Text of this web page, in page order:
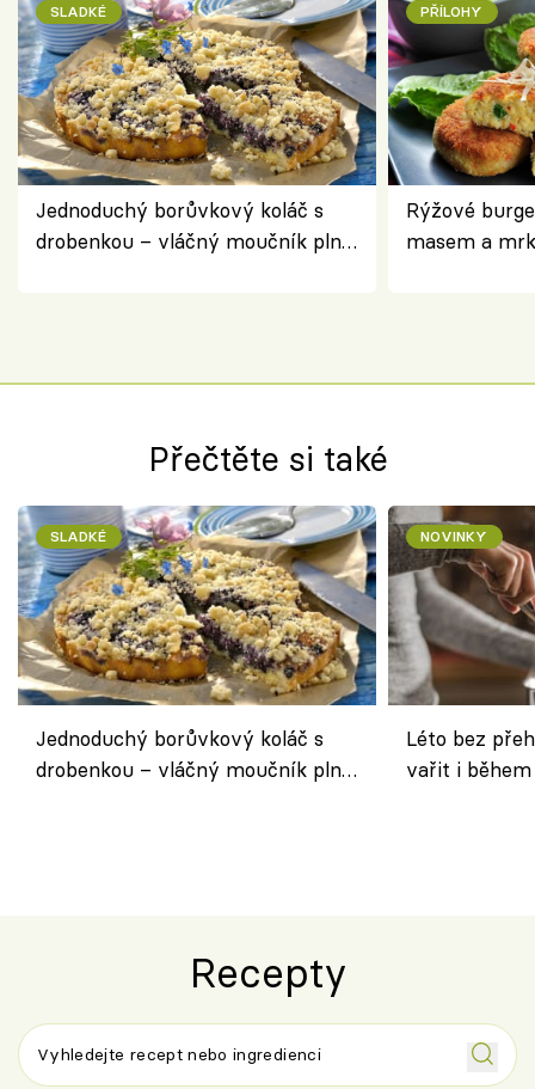
SLADKÉ
Jednoduchý borůvkový koláč s
drobenkou – vláčný moučník plný
PŘÍLOHY
Rýžové
masem a
Přečtěte si také
SLADKÉ
Jednoduchý borůvkový koláč s
drobenkou – vláčný moučník plný
NOVINKY
Léto bez
vařit i
Recepty